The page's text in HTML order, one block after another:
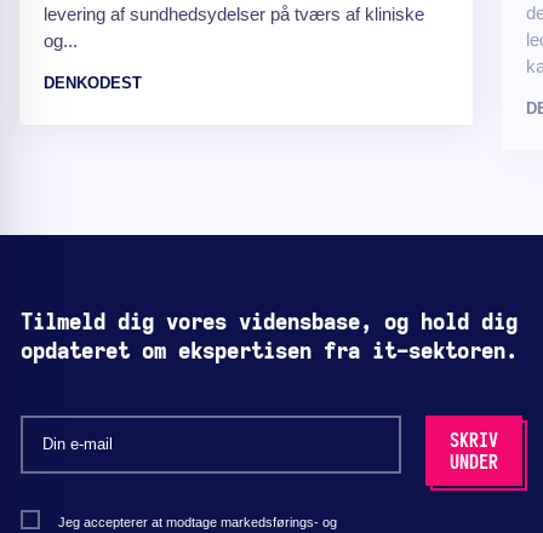
levering af sundhedsydelser på tværs af kliniske
og...
DENKODEST
Tilmeld dig vores vidensbase, og hold dig
opdateret om ekspertisen fra it-sektoren.
Jeg accepterer at modtage markedsførings- og